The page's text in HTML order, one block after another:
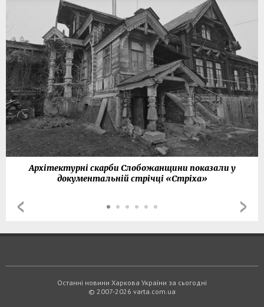
Архітектурні скарби Слобожанщини показали у
документальній стрічці «Стріха»
Останні новини Харкова України за сьогодні
© 2007-2026 varta.com.ua